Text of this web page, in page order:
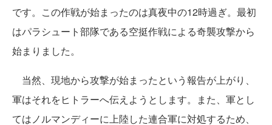
です。この作戦が始まったのは真夜中の12時過ぎ。最初
はパラシュート部隊である空挺作戦による奇襲攻撃から
始まりました。
当然、現地から攻撃が始まったという報告が上がり、
軍はそれをヒトラーへ伝えようとします。また、軍とし
てはノルマンディーに上陸した連合軍に対処するため、